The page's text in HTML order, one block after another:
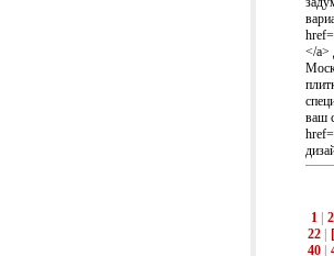
</a>
ваш
1
2
22
40|